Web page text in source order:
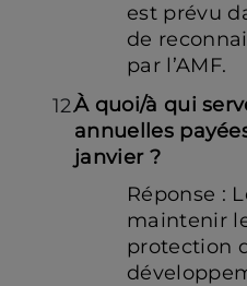
est prévu
de
par l’AMF.
À quoi/à qui
annuelles
janvier ?
Réponse :
maintenir
protection